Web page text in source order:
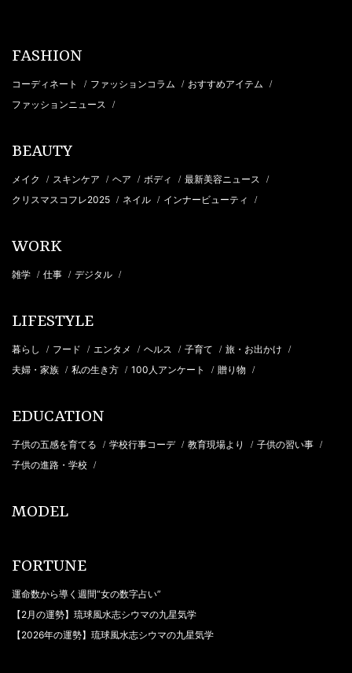
FASHION
コーディネート / ファッションコラム / おすすめアイテム /
ファッションニュース /
BEAUTY
メイク / スキンケア / ヘア / ボディ / 最新美容ニュース /
クリスマスコフレ2025 / ネイル / インナービューティ /
WORK
雑学 / 仕事 / デジタル /
LIFESTYLE
暮らし / フード / エンタメ / ヘルス / 子育て / 旅・お出かけ /
夫婦・家族 / 私の生き方 / 100人アンケート / 贈り物 /
EDUCATION
子供の五感を育てる / 学校行事コーデ / 教育現場より / 子供の習い事 /
子供の進路・学校 /
MODEL
FORTUNE
運命数から導く週間“女の数字占い”
【2月の運勢】琉球風水志シウマの九星気学
【2026年の運勢】琉球風水志シウマの九星気学